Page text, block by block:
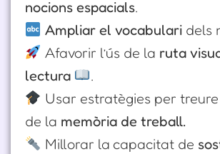
nocions espacials.
Ampliar el vocabularidels
Afavorir l’ús de la ruta
lectura
.
Usar estratègies per
de la memòria de treball.
Millorar la capacitat de